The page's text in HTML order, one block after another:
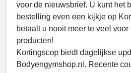
voor de nieuwsbrief. U kunt het
bestelling even een kijkje op
betaalt u nooit meer te veel
producten!
Kortingscop biedt dagelijkse
Bodyengymshop.nl. Recente